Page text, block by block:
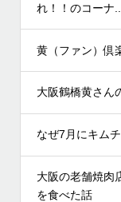
れ！！のコーナ...
黄（ファン）倶
大阪鶴橋黄さん
なぜ7月にキム
大阪の老舗焼肉
を食べた話